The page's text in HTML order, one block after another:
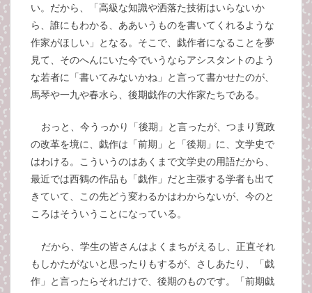
い。だから、「高級な知識や洒落た技術はいらないか
ら、誰にもわかる、ああいうものを書いてくれるような
作家がほしい」となる。そこで、戯作者になることを夢
見て、そのへんにいた今でいうならアシスタントのよう
な若者に「書いてみないかね」と言って書かせたのが、
馬琴や一九や春水ら、後期戯作の大作家たちである。
おっと、今うっかり「後期」と言ったが、つまり寛政
の改革を境に、戯作は「前期」と「後期」に、文学史で
はわける。こういうのはあくまで文学史の用語だから、
最近では西鶴の作品も「戯作」だと主張する学者も出て
きていて、この先どう変わるかはわからないが、今のと
ころはそういうことになっている。
だから、学生の皆さんはよくまちがえるし、正直それ
もしかたがないと思ったりもするが、さしあたり、「戯
作」と言ったらそれだけで、後期のものです。「前期戯